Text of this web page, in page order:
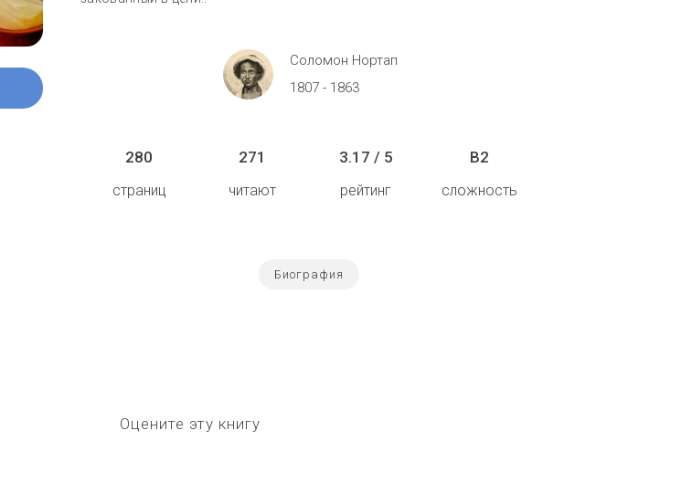
Соломон Нортап
1807 - 1863
280
страниц
271
читают
3.17 / 5
рейтинг
B2
сложность
Биография
Оцените эту книгу